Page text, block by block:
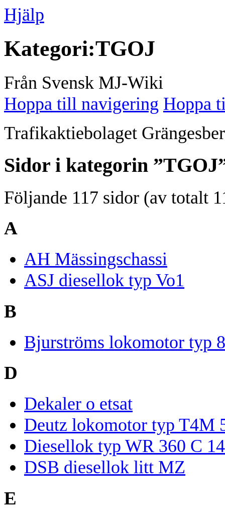
Hjälp
Kategori:TGOJ
Från Svensk MJ-Wiki
Hoppa till navigering Hoppa
Trafikaktiebolaget
Sidor i kategorin
Följande 117 sidor (av totalt
A
AH Mässingschassi
ASJ diesellok typ Vo1
B
Bjurströms lokomotor typ 8
D
Dekaler o etsat
Deutz lokomotor typ T4M
Diesellok typ WR 360 C 14
DSB diesellok litt MZ
E